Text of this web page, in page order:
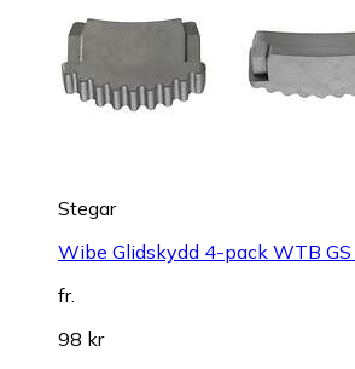
Stegar
Wibe Glidskydd 4-pack WTB
fr.
98 kr